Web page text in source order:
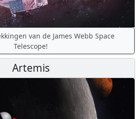
van de James Webb Space
Telescope!
Artemis